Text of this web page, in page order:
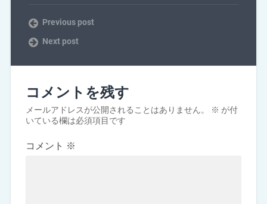
Previous post
Next post
コメントを残す
メールアドレスが公開されることはありません。 ※ が付
いている欄は必須項目です
コメント ※